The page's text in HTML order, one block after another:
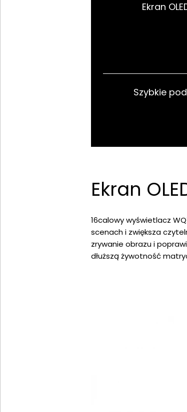
Ekran
Szybkie
Ekran
16calowy wyświetlacz
scenach i zwiększa
zrywanie obrazu i
dłuższą żywotność